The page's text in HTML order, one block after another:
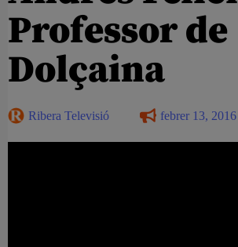
Professor de
Dolçaina
Ribera Televisió febrer 13, 2016